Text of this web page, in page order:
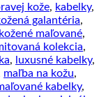
kože, kabelky,
galantéria,
kožené maľované,
kolekcia,
, luxusné kabelky,
maľba na kožu,
kabelky,